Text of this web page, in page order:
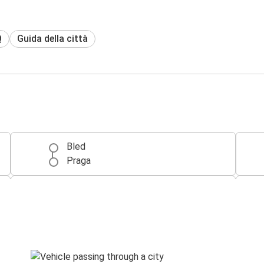
Guida della città
Bled
Praga